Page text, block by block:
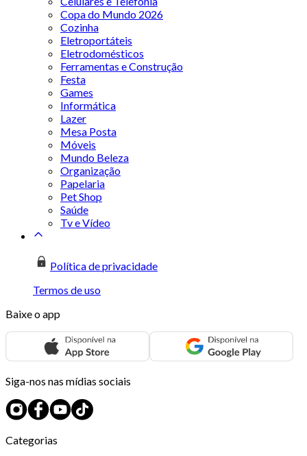
Copa do Mundo 2026
Cozinha
Eletroportáteis
Eletrodomésticos
Ferramentas e Construção
Festa
Games
Informática
Lazer
Mesa Posta
Móveis
Mundo Beleza
Organização
Papelaria
Pet Shop
Saúde
Tv e Vídeo
Política de privacidade
Termos de uso
Baixe o app
Siga-nos nas mídias sociais
Categorias